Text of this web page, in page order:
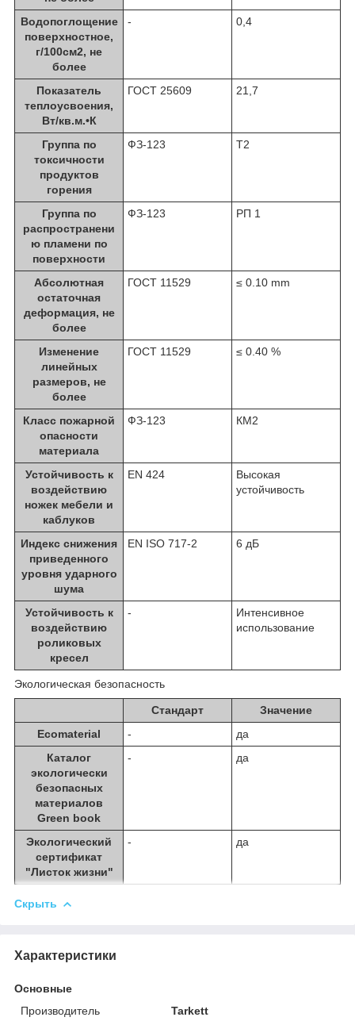
Водопоглощение
поверхностное,
г/100см2, не
более
- 0,4
Показатель
теплоусвоения,
Вт/кв.м.•К
ГОСТ 25609 21,7
Группа по
токсичности
продуктов
горения
ФЗ-123 Т2
Группа по
распространени
ю пламени по
поверхности
ФЗ-123 РП 1
Абсолютная
остаточная
деформация, не
более
ГОСТ 11529 ≤ 0.10 mm
Изменение
линейных
размеров, не
более
ГОСТ 11529 ≤ 0.40 %
Класс пожарной
опасности
материала
ФЗ-123 КМ2
Устойчивость к
воздействию
ножек мебели и
каблуков
EN 424
Высокая
устойчивость
Индекс снижения
приведенного
уровня ударного
шума
EN ISO 717-2 6 дБ
Устойчивость к
воздействию
роликовых
кресел
-
Интенсивное
использование
Экологическая безопасность
Стандарт
Значение
Ecomaterial
-
да
Каталог
экологически
безопасных
материалов
Green book
- да
Экологический
сертификат
"Листок жизни"
- да
Скрыть
Характеристики
Основные
Производитель
Tarkett